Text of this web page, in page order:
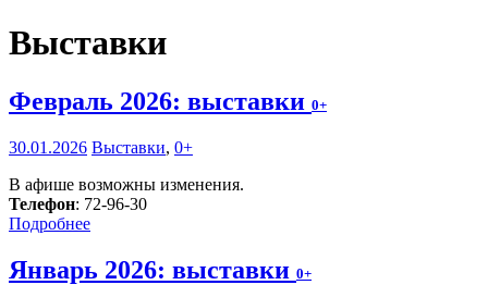
Выставки
Февраль 2026: выставки 0+
30.01.2026 Выставки, 0+
В афише возможны изменения.
Телефон: 72-96-30
Подробнее
Январь 2026: выставки 0+